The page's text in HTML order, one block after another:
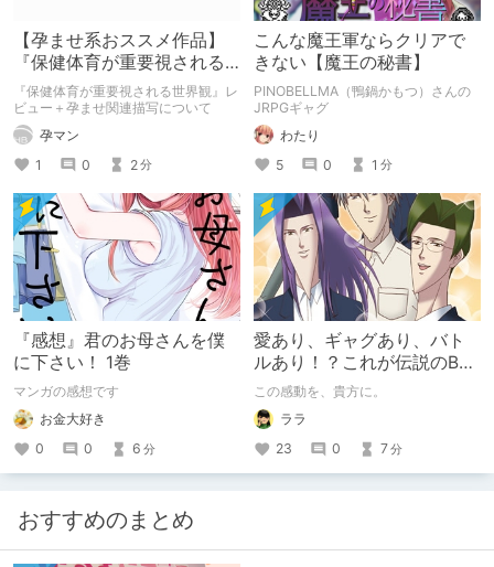
【孕ませ系おススメ作品】
『保健体育が重要視される
世界観』
『保健体育が重要視される世界観』レ
ビュー＋孕ませ関連描写について
孕マン
1
0 2分
こんな魔王軍ならクリアで
きない【魔王の秘書】
PINOBELLMA（鴨鍋かもつ）さんの
JRPGギャグ
わたり
5
0 1 分
『感想』君のお母さんを僕
に下さい！ 1巻
マンガの感想です
お金大好き
0
0 6 分
愛あり、ギャグあり、バト
ルあり！？これが伝説のBL
ゲーム『学園ハンサム』
だ！！
この感動を、貴方に。
ララ
23
0 7分
おすすめのまとめ